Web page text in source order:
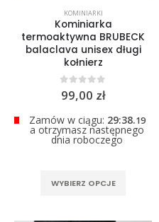
KOMINIARKI
Kominiarka
termoaktywna BRUBECK
balaclava unisex długi
kołnierz
0 out of 5
99,00 zł
Zamów w ciągu: 29:38.19
a otrzymasz następnego
dnia roboczego
WYBIERZ OPCJE
0out of 5
299,00zł